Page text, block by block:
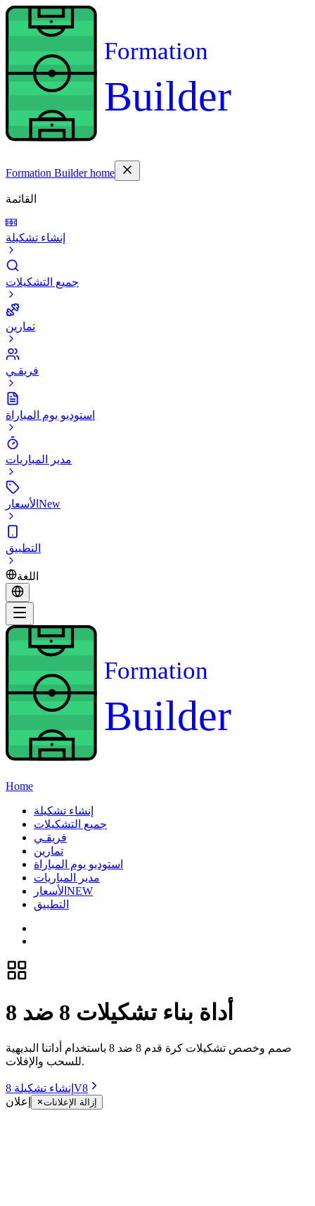
Formation
Builder
Formation Builder home
القائمة
إنشاء تشكيلة
جميع التشكيلات
تمارين
فريقـي
استوديو يوم المباراة
مدير المباريات
الأسعار New
التطبيق
اللغة
Formation
Builder
Home
إنشاء تشكيلة
جميع التشكيلات
فريقـي
تمارين
استوديو يوم المباراة
مدير المباريات
الأسعار NEW
التطبيق
أداة بناء تشكيلات 8 ضد 8
صمم وخصص تشكيلات كرة قدم 8 ضد 8 باستخدام أداتنا البديهية
للسحب والإفلات.
إنشاء تشكيلة 8V8
إعلان
إزالة الإعلانات